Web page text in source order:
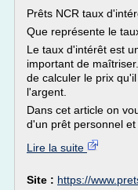
Prêts NCR taux
Que représente le
Le taux d'intérêt est
important de
de calculer le prix
l'argent.
Dans cet article on
d'un prêt personnel et
Lire la suite
Site : https://